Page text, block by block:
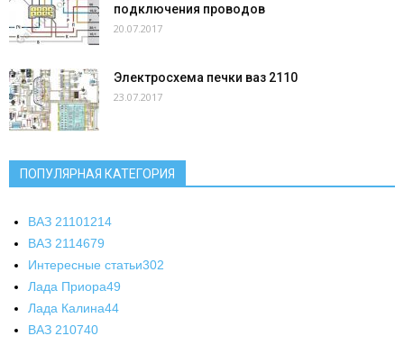
подключения проводов
20.07.2017
Электросхема печки ваз 2110
23.07.2017
ПОПУЛЯРНАЯ КАТЕГОРИЯ
ВАЗ 21101214
ВАЗ 2114679
Интересные статьи302
Лада Приора49
Лада Калина44
ВАЗ 210740